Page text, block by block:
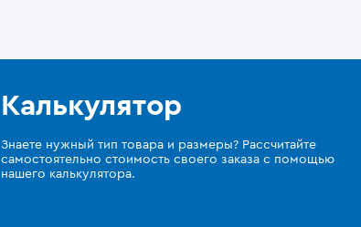
Калькулятор
Знаете нужный тип товара и размеры? Рассчитайте
самостоятельно стоимость своего заказа с помощью
нашего калькулятора.